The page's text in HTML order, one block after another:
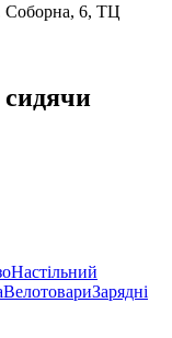
Соборна, 6, ТЦ
Настільний
ВелотовариЗарядні